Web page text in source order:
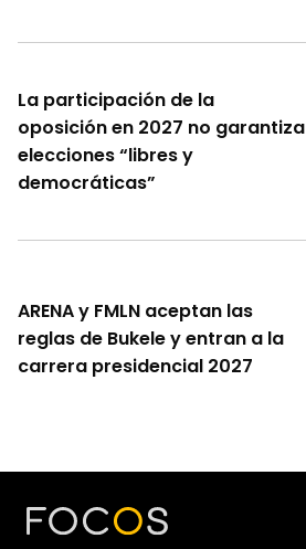
La participación de la
oposición en 2027 no garantiza
elecciones “libres y
democráticas”
ARENA y FMLN aceptan las
reglas de Bukele y entran a la
carrera presidencial 2027